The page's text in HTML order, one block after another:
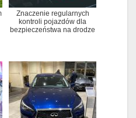
Znaczenie regularnych
kontroli pojazdów dla
bezpieczeństwa na drodze